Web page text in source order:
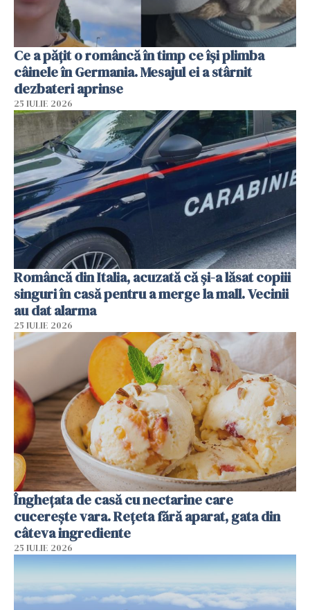
Ce a pățit o româncă în timp ce își plimba
câinele în Germania. Mesajul ei a stârnit
dezbateri aprinse
25 IULIE 2026
Româncă din Italia, acuzată că și-a lăsat copiii
singuri în casă pentru a merge la mall. Vecinii
au dat alarma
25 IULIE 2026
Înghețata de casă cu nectarine care
cucerește vara. Rețeta fără aparat, gata din
câteva ingrediente
25 IULIE 2026